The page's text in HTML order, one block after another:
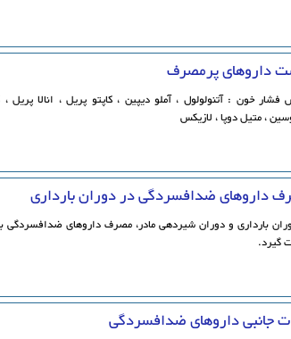
داروهای پرمصرف
خون : آتنولولول ، آملو دیپین ، کاپتو پریل ، انالا پریل ،
، متیل دوپا ، لازیکس
داروهای ضدافسردگی در دوران بارداری
بارداری و دوران شیردهی مادر، مصرف داروهای ضدافسردگی
گیرد.
جانبی داروهای ضدافسردگی